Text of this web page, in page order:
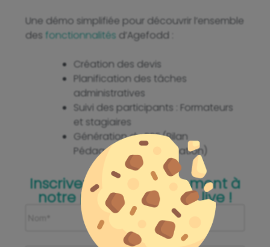
Une démo simplifiée pour découvrir l’ensemble
des fonctionnalités d’Agefodd :
Création des devis
Planification des tâches
administratives
Suivi des participants : Formateurs
et stagiaires
Génération du BPF (Bilan
Pédagogique de Formation)
Inscrivez-vous gratuitement à
notre prochaine démo live !